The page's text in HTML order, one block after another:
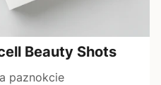
Beauty Shots
paznokcie